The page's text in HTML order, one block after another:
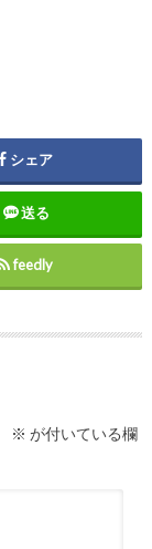
シェア
送る
feedly
※ が付いている欄